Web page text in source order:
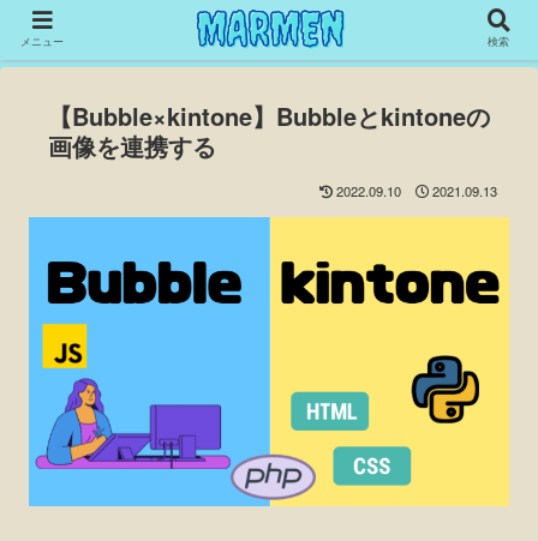
【Bubble×kintone】Bubbleとkintoneの
画像を連携する
2022.09.10 2021.09.13
メニュー 検索